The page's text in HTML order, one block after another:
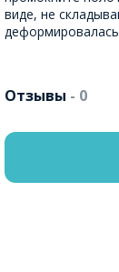
виде, не
Отзывы - 0